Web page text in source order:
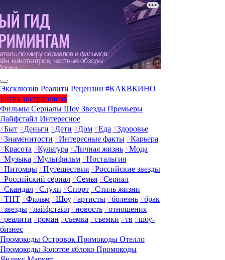
Эксклюзив Реалити Рецензии #КАКВКИНО
Битва экстрасенсов
Фильмы Сериалы Шоу Звезды Премьеры
Лайфстайл Интересное
#Быт #Деньги #Дети #Дом #Еда #Здоровье
#Знаменитости #Интересные факты #Карьера
#Красота #Культура #Личная жизнь #Мода
#Музыка #Мультфильм #Ностальгия
#Питомцы #Путешествия #Российские звезды
#Российский сериал #Семья #Сериал
#Скандал #Слухи #Спорт #Стиль жизни
#ТНТ #Фильм #Шоу #артисты #болезнь #брак
#звезды #лайфстайл #новость #отношения
#реалити #роман #съемка #съемки #тв #шоу-
бизнес
Промокоды Островок Промокоды Отелло
Промокоды Золотое яблоко Промокоды